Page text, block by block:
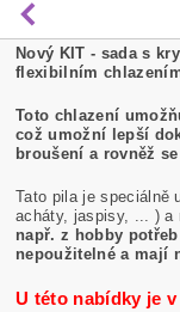
Nový KIT - sada s
flexibilním
Toto chlazení
což umožní lepší
broušení a rovněž
Tato pila je speciálně
acháty, jaspisy, ... ) a
např. z hobby
nepoužitelné a mají
U této nabídky je